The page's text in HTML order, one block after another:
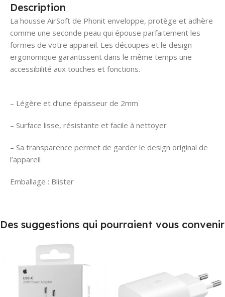
Description
La housse AirSoft de Phonit enveloppe, protège et adhère
comme une seconde peau qui épouse parfaitement les
formes de votre appareil. Les découpes et le design
ergonomique garantissent dans le même temps une
accessibilité aux touches et fonctions.
– Légère et d’une épaisseur de 2mm
– Surface lisse, résistante et facile à nettoyer
– Sa transparence permet de garder le design original de
l’appareil
Emballage : Blister
Des suggestions qui pourraient vous convenir